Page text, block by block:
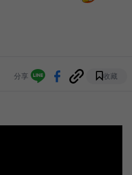
分享 收藏